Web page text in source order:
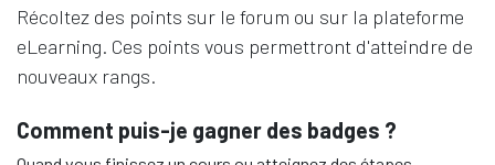
Récoltez des points sur le forum ou sur la plateforme
eLearning. Ces points vous permettront d'atteindre de
nouveaux rangs.
Comment puis-je gagner des badges ?